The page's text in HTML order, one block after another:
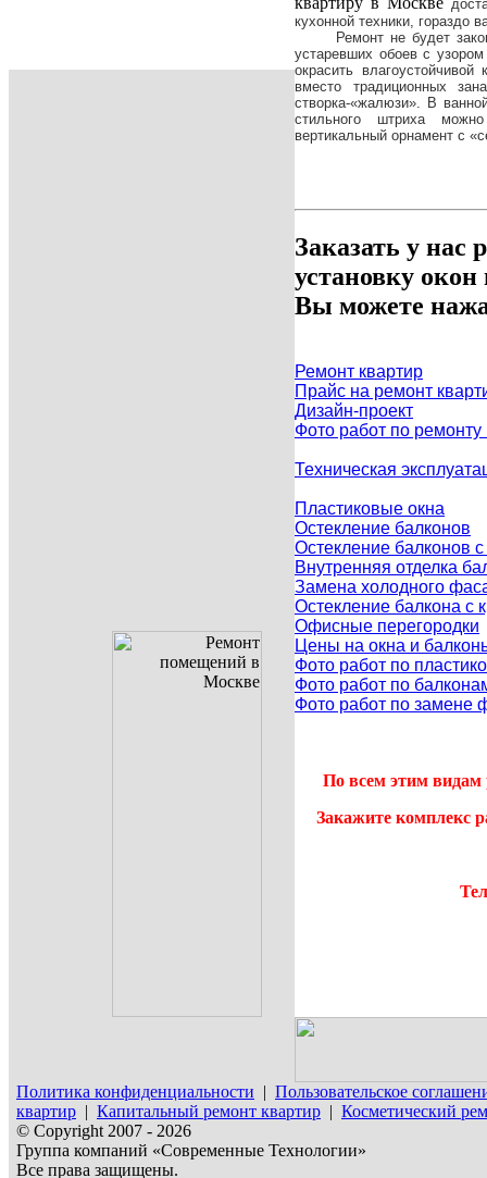
кухонной техники, гораздо
Ремонт не будет
устаревших обоев с
окрасить
вместо традиционных
створка-«жалюзи». В
стильного штриха
вертикальный орнамент с
Заказать у нас
установку
Вы можете
Ремонт квартир
Прайс на ремонт
Дизайн-проект
Фото работ по ремонту
Техническая
Пластиковые окна
Остекление балконов
Остекление балконов
Внутренняя отделка
Замена холодного
Остекление балкона с
Офисные перегородки
Цены на окна и
Фото работ по
Фото работ по
Фото работ по замене
По всем этим видам
Закажите комплекс
Политика конфиденциальности | Пользовательское
квартир | Капитальный ремонт квартир | Косметический
© Copyright 2007 - 2026
Группа компаний «Современные Технологии»
Все права защищены.